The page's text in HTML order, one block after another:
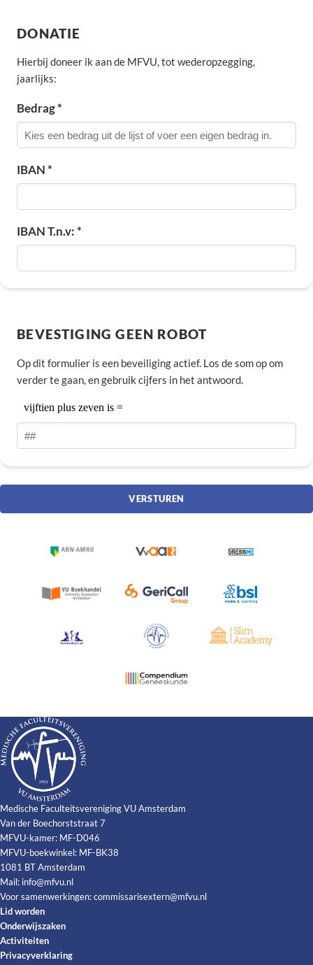
DONATIE
Hierbij doneer ik aan de MFVU, tot wederopzegging,
jaarlijks:
Bedrag *
IBAN *
IBAN T.n.v: *
BEVESTIGING GEEN ROBOT
Op dit formulier is een beveiliging actief. Los de som op om
verder te gaan, en gebruik cijfers in het antwoord.
Medische Faculteitsvereniging VU Amsterdam
Van der Boechorststraat 7
MFVU-kamer: MF-D046
MFVU-boekwinkel: MF-BK38
1081 BT Amsterdam
Mail: info@mfvu.nl
Voor samenwerkingen:commissarisextern@mfvu.nl
Lid worden
Onderwijszaken
Activiteiten
Privacyverklaring